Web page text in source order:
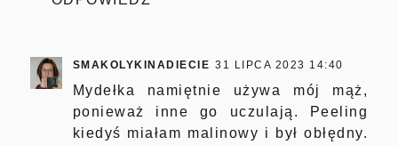
SMAKOLYKINADIECIE 31 LIPCA 2023 14:40
Mydełka namiętnie używa mój mąż,
ponieważ inne go uczulają. Peeling
kiedyś miałam malinowy i był obłędny.